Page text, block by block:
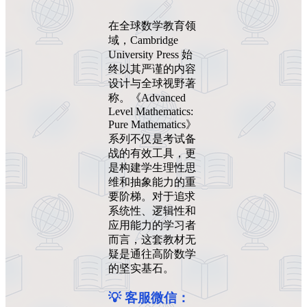
在全球数学教育领
域，Cambridge
University Press 始
终以其严谨的内容
设计与全球视野著
称。《Advanced
Level Mathematics:
Pure Mathematics》
系列不仅是考试备
战的有效工具，更
是构建学生理性思
维和抽象能力的重
要阶梯。对于追求
系统性、逻辑性和
应用能力的学习者
而言，这套教材无
疑是通往高阶数学
的坚实基石。
💡 客服微信：